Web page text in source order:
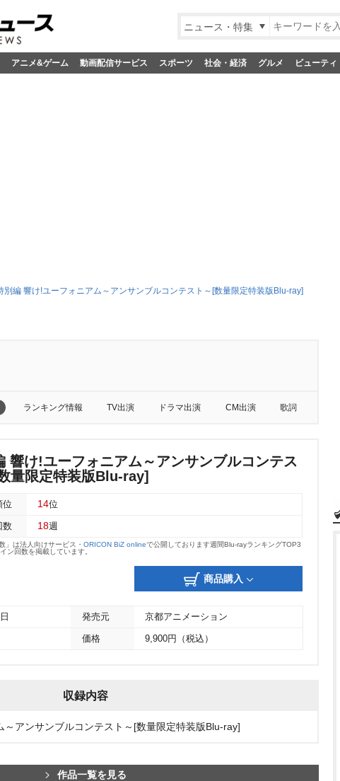
ニュース・特集
アニメ&ゲーム 動画配信サービス スポーツ 社会・経済 グルメ ビューティ
別編 響け!ユーフォニアム～アンサンブルコンテスト～[数量限定特装版Blu-ray]
ランキング情報 TV出演 ドラマ出演 CM出演 歌詞
響け!ユーフォニアム～アンサンブルコンテス
量限定特装版Blu-ray]
位 14位
数 18週
」は法人向けサービス・ ORICON BiZ onlineで公開しております週間Blu-rayランキングTOP3
ン回数を掲載しています。
商品購入
発売元 京都アニメーション
価格 9,900円（税込）
収録内容
～アンサンブルコンテスト～[数量限定特装版Blu-ray]
作品一覧を見る